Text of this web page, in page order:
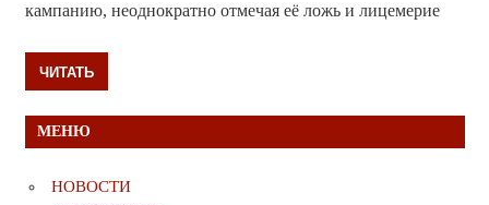
кампанию, неоднократно отмечая её ложь и лицемерие
ЧИТАТЬ
МЕНЮ
НОВОСТИ